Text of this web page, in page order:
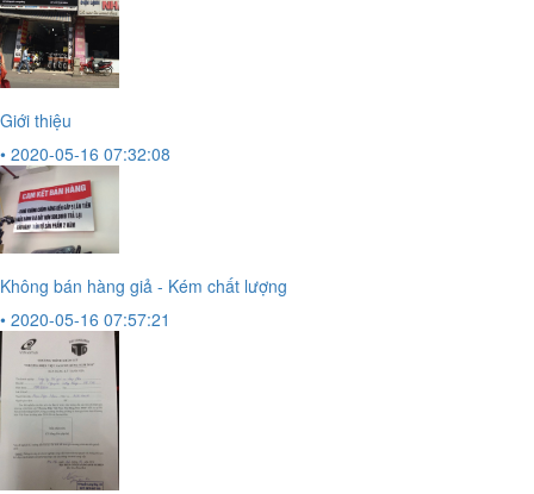
Giới thiệu
• 2020-05-16 07:32:08
Không bán hàng giả - Kém chất lượng
• 2020-05-16 07:57:21